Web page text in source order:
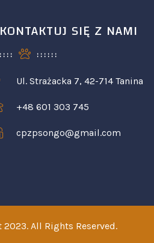
SIĘ Z NAMI
Ul. Strażacka 7, 42-714 Tanina
+48 601 303 745
cpzpsongo@gmail.com
All Rights Reserved.